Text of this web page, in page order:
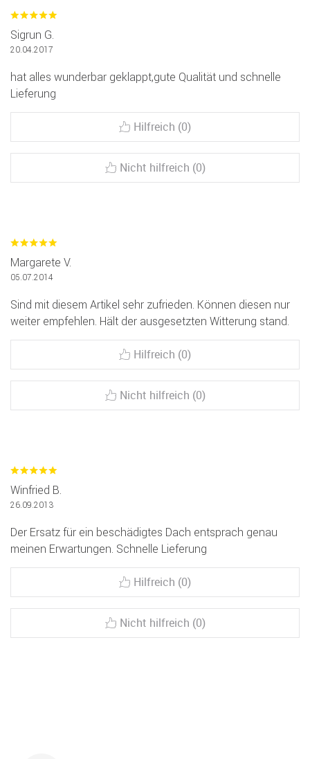
Sigrun G.
20.04.2017
hat alles wunderbar geklappt,gute Qualität und schnelle
Lieferung
Hilfreich (0)
Nicht hilfreich (0)
Margarete V.
05.07.2014
Sind mit diesem Artikel sehr zufrieden. Können diesen nur
weiter empfehlen. Hält der ausgesetzten Witterung stand.
Hilfreich (0)
Nicht hilfreich (0)
Winfried B.
26.09.2013
Der Ersatz für ein beschädigtes Dach entsprach genau
meinen Erwartungen. Schnelle Lieferung
Hilfreich (0)
Nicht hilfreich (0)